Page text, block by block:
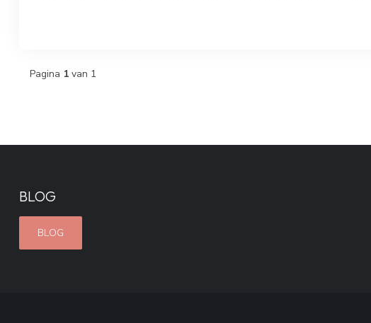
Pagina 1 van 1
BLOG
BLOG